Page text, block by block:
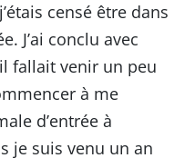
censé être dans
J’ai conclu avec
fallait venir un peu
à me
d’entrée à
je suis venu un an